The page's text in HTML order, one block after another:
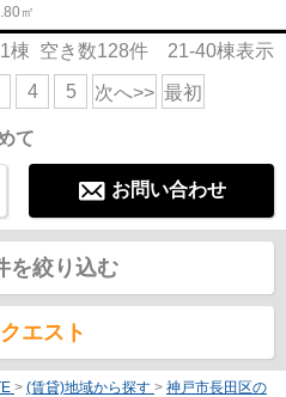
㎡
棟 空き数128件 21-40棟表示
4 5 次へ>> 最初
て
お問い合わせ
を絞り込む
エスト
> (賃貸)地域から探す > 神戸市長田区の